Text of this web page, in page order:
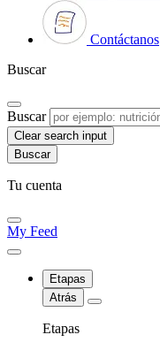
Contáctanos
Buscar
Buscar
Clear search input
Tu cuenta
My Feed
Etapas
Atrás
Etapas